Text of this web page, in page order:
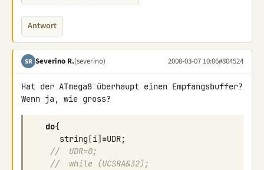
Antwort
SR Severino R.(severino) 2008-03-07 10:06#804524
Hat der ATmega8 überhaupt einen Empfangsbuffer?
Wenn ja, wie gross?
do{
string [i] =UDR;
//  UDR=0;
//  while (UCSRA&32);